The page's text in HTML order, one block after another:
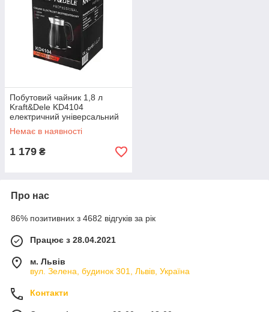
Побутовий чайник 1,8 л
Kraft&Dele KD4104
електричний універсальний
чайник
Немає в наявності
1 179 ₴
Про нас
86% позитивних з 4682 відгуків за рік
Працює з 28.04.2021
м. Львів
вул. Зелена, будинок 301, Львів, Україна
Контакти